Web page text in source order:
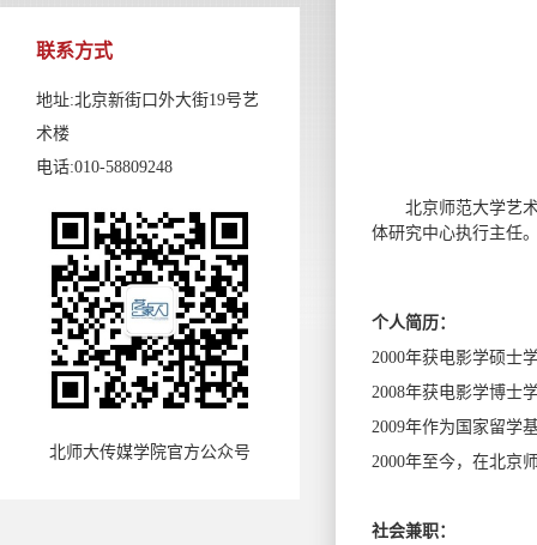
联系方式
地址:北京新街口外大街19号艺
术楼
电话:010-58809248
北师大传媒学院官方公众号
北京师范大学艺术
体研究中心执行主任
个人简历：
2000年获电影学硕士
2008年获电影学博士
2009年作为国家留学
2000年至今，在北京
社会兼职：